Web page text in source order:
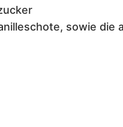
sowie die